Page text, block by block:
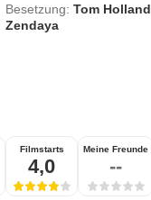
Besetzung: Tom Holland
Zendaya
Filmstarts
4,0
Meine Freunde
--